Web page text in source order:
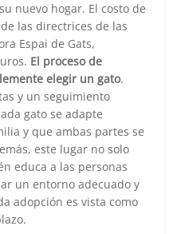
nuevo hogar. El costo de
las directrices de las
Espai de Gats,
El proceso de
elegir un gato.
y un seguimiento
gato se adapte
y que ambas partes se
este lugar no solo
educa a las personas
un entorno adecuado y
adopción es vista como